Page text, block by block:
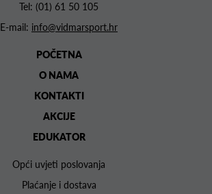
Tel: (01) 61 50 105
E-mail: info@vidmarsport.hr
POČETNA
O NAMA
KONTAKTI
AKCIJE
EDUKATOR
Opći uvjeti poslovanja
Plaćanje i dostava